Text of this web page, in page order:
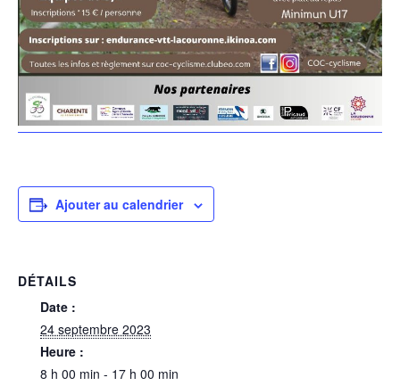
Ajouter au calendrier
DÉTAILS
Date :
24 septembre 2023
Heure :
8 h 00 min - 17 h 00 min